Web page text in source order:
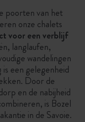
poorten van het
onze chalets
voor een verblijf
langlaufen,
wandelingen
een gelegenheid
Door de
en de nabijheid
is Bozel
in de Savoie.